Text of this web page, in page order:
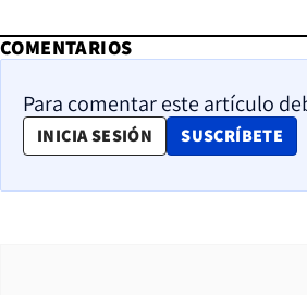
COMENTARIOS
Para comentar este artículo
INICIA SESIÓN SUSCRÍBETE
OPENS IN NEW